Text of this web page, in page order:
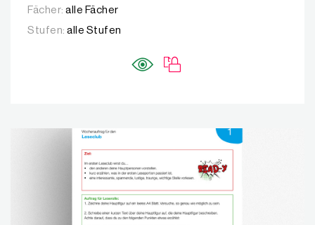
Fächer: alle Fächer
Stufen: alle Stufen